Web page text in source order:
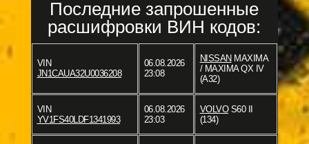
Последние запрошенные
расшифровки ВИН кодов:
VIN
JN1CAUA32U0036208
06.08.2026
23:08
NISSAN MAXIMA
/ MAXIMA QX IV
(A32)
VIN
YV1FS40LDF1341993
06.08.2026
23:03
VOLVOS60 II
(134)